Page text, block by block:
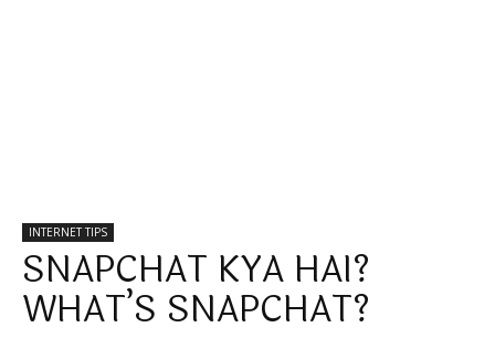
INTERNET TIPS
SNAPCHAT KYA HAI?
WHAT’S SNAPCHAT?